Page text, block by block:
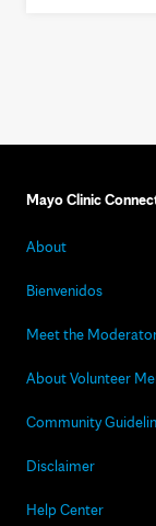
Mayo Clinic
About
Bienvenidos
Meet the
About Volunteer
Community
Disclaimer
Help Center